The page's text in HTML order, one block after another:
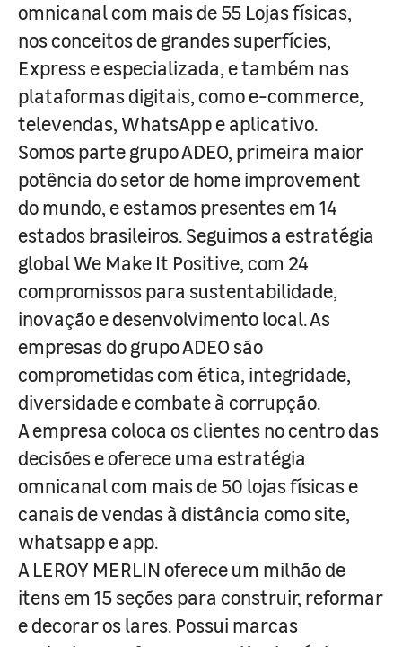
omnicanal com mais de 55 Lojas físicas,
nos conceitos de grandes superfícies,
Express e especializada, e também nas
plataformas digitais, como e-commerce,
televendas, WhatsApp e aplicativo.
Somos parte grupo ADEO, primeira maior
potência do setor de home improvement
do mundo, e estamos presentes em 14
estados brasileiros. Seguimos a estratégia
global We Make It Positive, com 24
compromissos para sustentabilidade,
inovação e desenvolvimento local. As
empresas do grupo ADEO são
comprometidas com ética, integridade,
diversidade e combate à corrupção.
A empresa coloca os clientes no centro das
decisões e oferece uma estratégia
omnicanal com mais de 50 lojas físicas e
canais de vendas à distância como site,
whatsapp e app.
A LEROY MERLIN oferece um milhão de
itens em 15 seções para construir, reformar
e decorar os lares. Possui marcas